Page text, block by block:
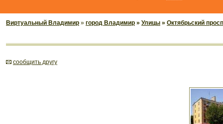
Виртуальный Владимир » город Владимир » Улицы » Октябрьский
cообщить другу